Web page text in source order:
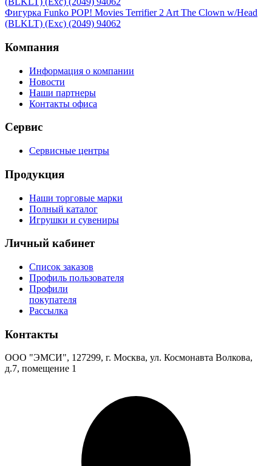
Фигурка Funko POP! Movies Terrifier 2 Art The Clown w/Head
(BLKLT) (Exc) (2049) 94062
Компания
Информация о компании
Новости
Наши партнеры
Контакты офиса
Сервис
Сервисные центры
Продукция
Наши торговые марки
Полный каталог
Игрушки и сувениры
Личный кабинет
Список заказов
Профиль пользователя
Профили
покупателя
Рассылка
Контакты
ООО "ЭМСИ", 127299, г. Москва, ул. Космонавта Волкова,
д.7, помещение 1